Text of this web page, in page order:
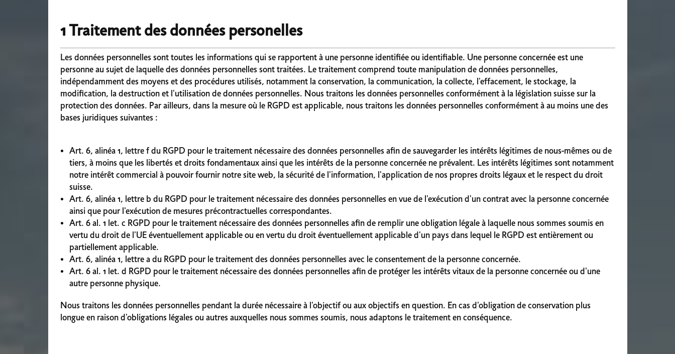
1 Traitement des données personelles
Les données personnelles sont toutes les informations qui se rapportent à une personne identifiée ou identifiable. Une personne concernée est une
personne au sujet de laquelle des données personnelles sont traitées. Le traitement comprend toute manipulation de données personnelles,
indépendamment des moyens et des procédures utilisés, notamment la conservation, la communication, la collecte, l'effacement, le stockage, la
modification, la destruction et l'utilisation de données personnelles. Nous traitons les données personnelles conformément à la législation suisse sur la
protection des données. Par ailleurs, dans la mesure où le RGPD est applicable, nous traitons les données personnelles conformément à au moins une des
bases juridiques suivantes :
Art. 6, alinéa 1, lettre f du RGPD pour le traitement nécessaire des données personnelles afin de sauvegarder les intérêts légitimes de nous-mêmes ou de
tiers, à moins que les libertés et droits fondamentaux ainsi que les intérêts de la personne concernée ne prévalent. Les intérêts légitimes sont notamment
notre intérêt commercial à pouvoir fournir notre site web, la sécurité de l'information, l'application de nos propres droits légaux et le respect du droit
suisse.
Art. 6, alinéa 1, lettre b du RGPD pour le traitement nécessaire des données personnelles en vue de l'exécution d'un contrat avec la personne concernée
ainsi que pour l'exécution de mesures précontractuelles correspondantes.
Art. 6 al. 1 let. c RGPD pour le traitement nécessaire des données personnelles afin de remplir une obligation légale à laquelle nous sommes soumis en
vertu du droit de l'UE éventuellement applicable ou en vertu du droit éventuellement applicable d'un pays dans lequel le RGPD est entièrement ou
partiellement applicable.
Art. 6, alinéa 1, lettre a du RGPD pour le traitement des données personnelles avec le consentement de la personne concernée.
Art. 6 al. 1 let. d RGPD pour le traitement nécessaire des données personnelles afin de protéger les intérêts vitaux de la personne concernée ou d'une
autre personne physique.
Nous traitons les données personnelles pendant la durée nécessaire à l'objectif ou aux objectifs en question. En cas d'obligation de conservation plus
longue en raison d'obligations légales ou autres auxquelles nous sommes soumis, nous adaptons le traitement en conséquence.